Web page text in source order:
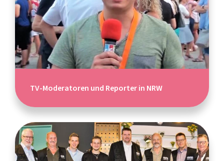
TV-Moderatoren und Reporter in NRW